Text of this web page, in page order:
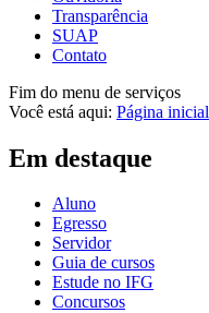
Transparência
SUAP
Contato
Fim do menu de serviços
Você está aqui: Página inicial
Em destaque
Aluno
Egresso
Servidor
Guia de cursos
Estude no IFG
Concursos